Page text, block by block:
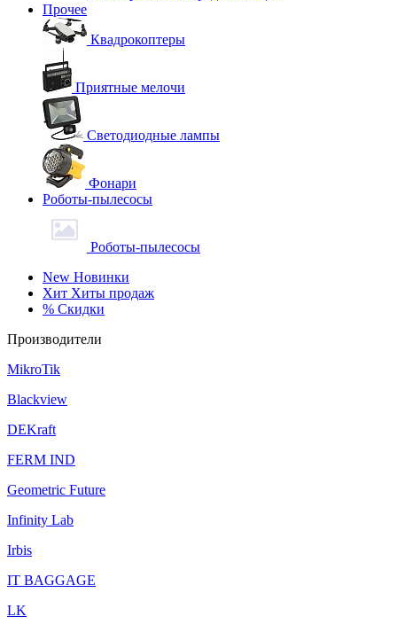
Прочее
Квадрокоптеры
Приятные мелочи
Светодиодные лампы
Фонари
Роботы-пылесосы
Роботы-пылесосы
New Новинки
Хит Хиты продаж
% Скидки
Производители
MikroTik
Blackview
DEKraft
FERM IND
Geometric Future
Infinity Lab
Irbis
IT BAGGAGE
LK